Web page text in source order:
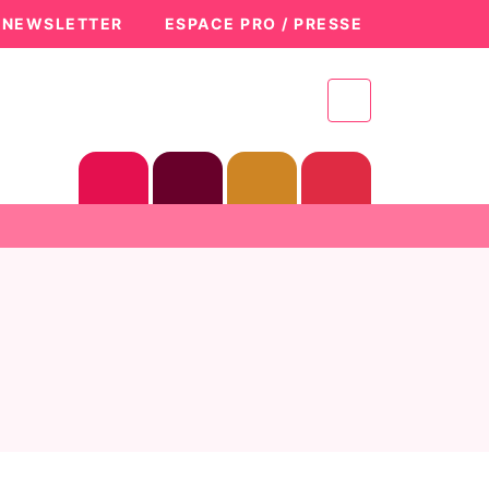
ESPACE PRO / PRESSE